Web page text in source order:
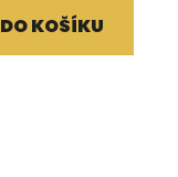
DO KOŠÍKU